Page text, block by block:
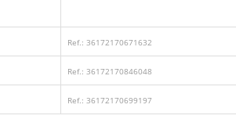
Ref.: 36172170671632
Ref.: 36172170846048
Ref.: 36172170699197